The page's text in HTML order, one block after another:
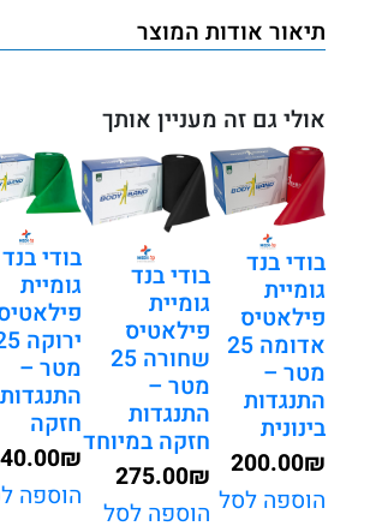
בנד
גומיית
כחולה
25
מטר
–
התנגדות
חזקה
מאוד
תיאור אודות המוצר
אולי גם זה מעניין אותך
בודי בנד
גומיית
פילאטיס
אדומה 25
מטר –
התנגדות
בינונית
₪
200.00
הוספה לסל
בודי בנד
גומיית
פילאטיס
שחורה 25
מטר –
התנגדות
חזקה במיוחד
₪
275.00
הוספה לסל
בודי בנד
גומיית
מטר –
התנגדות
חזקה
₪
הוספה